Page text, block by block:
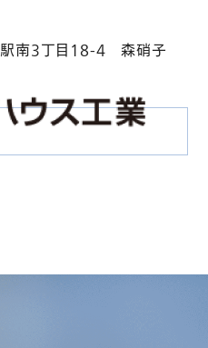
駅南3丁目18-4 森硝子